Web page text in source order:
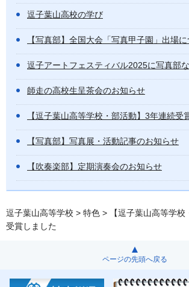
逗子葉山高校の学び
【写真部】全国大会「写真甲子園」出場
逗子アートフェスティバル2025に写真部
師走の高校生呈茶会のお知らせ
【逗子葉山高等学校・部活動】3年連続受
【写真部】写真展・活動記事のお知らせ
【吹奏楽部】定期演奏会のお知らせ
逗子葉山高等学校 > 特色 > 【逗子葉山高等学校
受賞しました
ページの先頭へ戻る